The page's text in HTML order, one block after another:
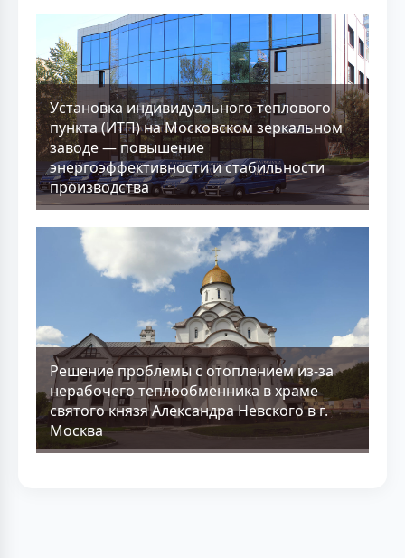
Установка индивидуального теплового
пункта (ИТП) на Московском зеркальном
заводе — повышение
энергоэффективности и стабильности
производства
Решение проблемы с отоплением из-за
нерабочего теплообменника в храме
святого князя Александра Невского в г.
Москва